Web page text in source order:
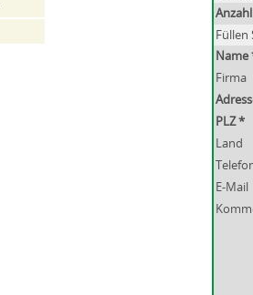
Füllen
Name
Firma
PLZ *
Land
E-Mail